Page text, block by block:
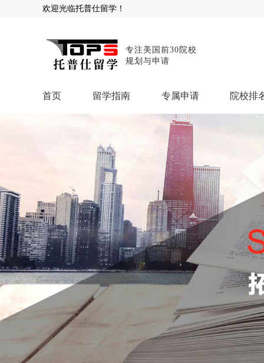
欢迎光临托普仕留学！
专注美国前30院校
规划与申请
首页 留学指南
USNews排名
留学干货
留学资讯 院校资讯
留学费用
留学专业 名
专属申请
本科申请：
硕士申请：
博士申请：
混合申请： 菁英联
文书服务： 专属文
留学工具： GPA计
院校排
商科顾问